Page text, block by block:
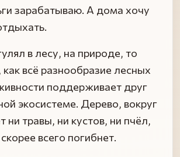
зарабатываю. А дома хочу
в лесу, на природе, то
всё разнообразие лесных
поддерживает друг
экосистеме. Дерево, вокруг
ни травы, ни кустов, ни пчёл,
всего погибнет.